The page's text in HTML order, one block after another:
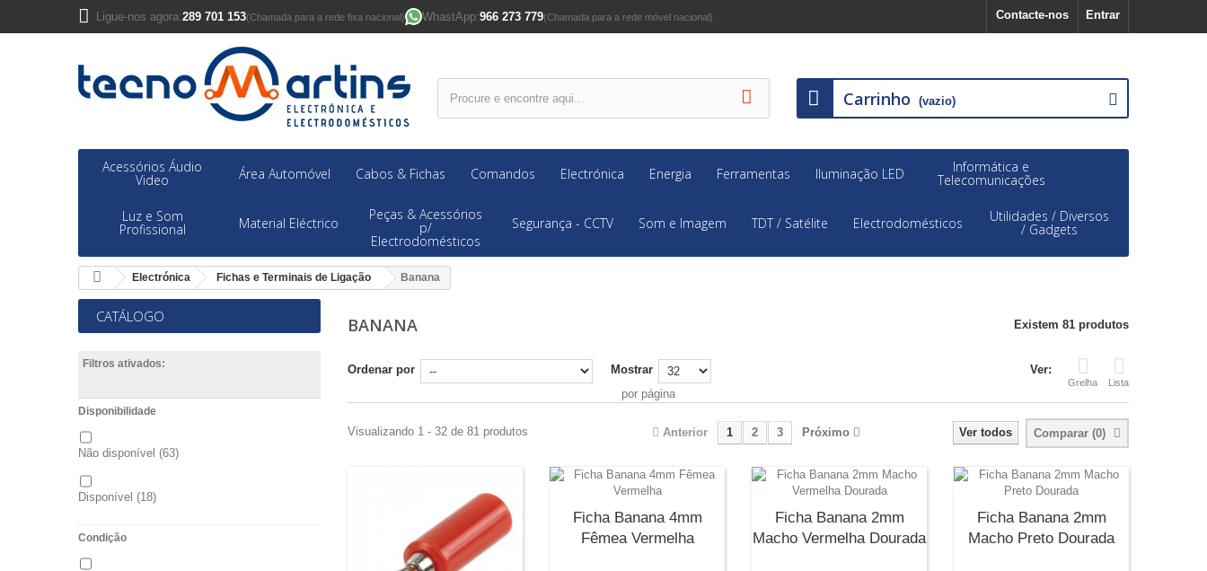
Entrar
Contacte-nos
Ligue-nos agora:289 701 153(Chamada para a rede fixa nacional) WhastApp:966 273 779(Chamada para a rede móvel nacional)
Carrinho (vazio)
Acessórios Áudio
Video Área Automóvel Cabos & Fichas Comandos Electrónica Energia Ferramentas Iluminação LED Informática e
Telecomunicações
Luz e Som
Profissional Material Eléctrico
Peças & Acessórios
p/
Electrodomésticos
Segurança - CCTV Som e Imagem TDT / Satélite Electrodomésticos Utilidades / Diversos
/ Gadgets
Electrónica Fichas e Terminais de Ligação Banana
CATÁLOGO
Filtros ativados:
Disponibilidade
Não disponível (63)
Disponível (18)
Condição
BANANA Existem 81 produtos
Ver:
Grelha Lista
Ordenar por
Mostrar
por página
Comparar (0)
Visualizando 1 - 32 de 81 produtos Ver todos
Anterior 1 2 3 Próximo
Ficha Banana 4mm
Fêmea Vermelha
Ficha Banana 2mm
Macho Vermelha Dourada
Ficha Banana 2mm
Macho Preto Dourada